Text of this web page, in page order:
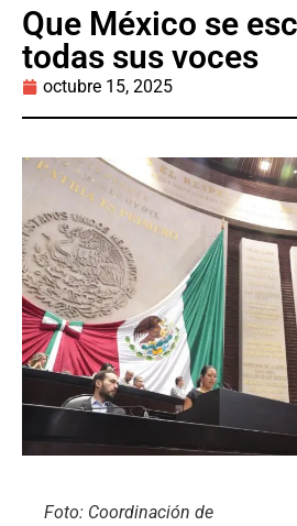
Que México se
todas sus voces
octubre 15, 2025
Foto: Coordinación de